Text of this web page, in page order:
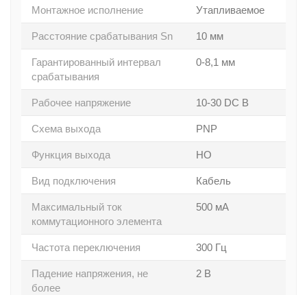
Монтажное исполнение Утапливаемое
Расстояние срабатывания Sn 10 мм
Гарантированный интервал
срабатывания
0-8,1 мм
Рабочее напряжение 10-30 DC В
Схема выхода PNP
Функция выхода НО
Вид подключения Кабель
Максимальный ток
коммутационного элемента
500 мА
Частота переключения 300 Гц
Падение напряжения, не
более
2 В